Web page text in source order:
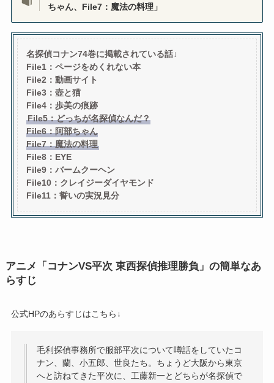
ちゃん、File7：魔法の料理」
名探偵コナン74巻に掲載されている話↓
File1：ページをめくれない本
File2：動画サイト
File3：壺と猫
File4：歩美の痕跡
File5：どっちが名探偵なんだ？
File6：阿部ちゃん
File7：魔法の料理
File8：EYE
File9：バームクーヘン
File10：クレイジーダイヤモンド
File11：誓いの実況見分
アニメ「コナンVS平次 東西探偵推理勝負」の簡単なあ
らすじ
公式HPのあらすじはこちら↓
毛利探偵事務所で服部平次について噂話をしていたコ
ナン、蘭、小五郎、世良たち。ちょうど大阪から東京
へと訪ねてきた平次に、工藤新一とどちらが名探偵で